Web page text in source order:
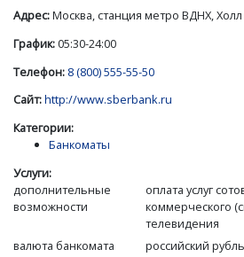
Адрес:Москва, станция метро ВДНХ,
График:05:30-24:00
Телефон: 8 (800) 555-55-50
Сайт:http://www.sberbank.ru
Категории:
Банкоматы
Услуги:
дополнительные
возможности
оплата услуг
коммерческого
телевидения
валюта банкомата
российский рубль